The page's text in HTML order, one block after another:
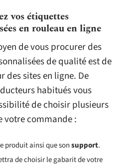
vos étiquettes
en rouleau en ligne
de vous procurer des
de qualité est de
des sites en ligne. De
habitués vous
de choisir plusieurs
votre commande :
produit ainsi que sonsupport.
de choisir le gabarit de votre